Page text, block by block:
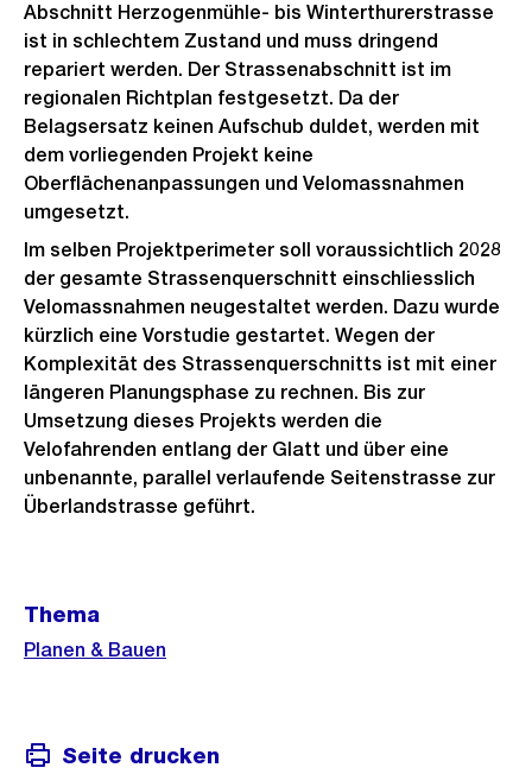
Abschnitt Herzogenmühle- bis Winterthurerstrasse
ist in schlechtem Zustand und muss dringend
repariert werden. Der Strassenabschnitt ist im
regionalen Richtplan festgesetzt. Da der
Belagsersatz keinen Aufschub duldet, werden mit
dem vorliegenden Projekt keine
Oberflächenanpassungen und Velomassnahmen
umgesetzt.
Im selben Projektperimeter soll voraussichtlich 2028
der gesamte Strassenquerschnitt einschliesslich
Velomassnahmen neugestaltet werden. Dazu wurde
kürzlich eine Vorstudie gestartet. Wegen der
Komplexität des Strassenquerschnitts ist mit einer
längeren Planungsphase zu rechnen. Bis zur
Umsetzung dieses Projekts werden die
Velofahrenden entlang der Glatt und über eine
unbenannte, parallel verlaufende Seitenstrasse zur
Überlandstrasse geführt.
Informationen
Thema
Planen & Bauen
Seite drucken